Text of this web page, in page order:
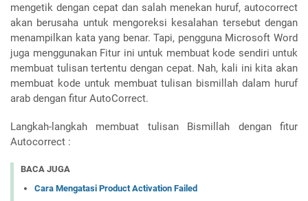
mengetik dengan cepat dan salah menekan huruf, autocorrect
akan berusaha untuk mengoreksi kesalahan tersebut dengan
menampilkan kata yang benar. Tapi, pengguna Microsoft Word
juga menggunakan Fitur ini untuk membuat kode sendiri untuk
membuat tulisan tertentu dengan cepat. Nah, kali ini kita akan
membuat kode untuk membuat tulisan bismillah dalam huruf
arab dengan fitur AutoCorrect.
Langkah-langkah membuat tulisan Bismillah dengan fitur
Autocorrect :
BACA JUGA
Cara Mengatasi Product Activation Failed